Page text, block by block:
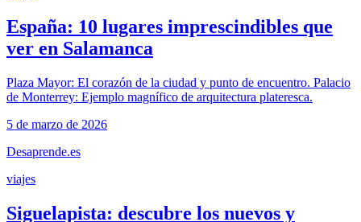
España: 10 lugares imprescindibles que
ver en Salamanca
Plaza Mayor: El corazón de la ciudad y punto de encuentro. Palacio
de Monterrey: Ejemplo magnífico de arquitectura plateresca.
5 de marzo de 2026
Desaprende.es
viajes
Siguelapista: descubre los nuevos y